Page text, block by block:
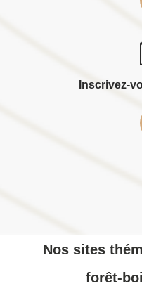
Inscrivez-
Nos sites
forêt-